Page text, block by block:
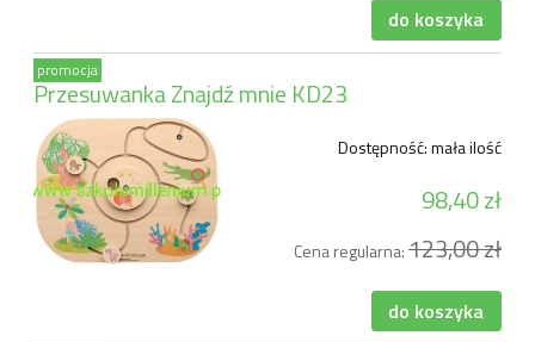
do koszyka
Przesuwanka Znajdź mnie KD23
Dostępność:mała ilość
98,40 zł
Cena regularna:123,00 zł
do koszyka
promocja